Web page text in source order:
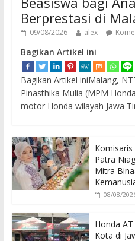
Berprestasi di
09/08/2026 alex
Bagikan Artikel ini
Bagikan Artikel iniMalang,
Pinasthika Mulia (MPM
motor Honda wilayah Jawa
Patra
Mitra
08/08/
Honda
Kota di